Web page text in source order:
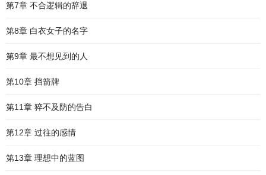
第7章 不合逻辑的辞退
第8章 白衣女子的名字
第9章 最不想见到的人
第10章 挡箭牌
第11章 猝不及防的告白
第12章 过往的感情
第13章 理想中的蓝图